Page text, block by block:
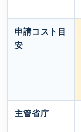
申請コスト目
安
主管省庁